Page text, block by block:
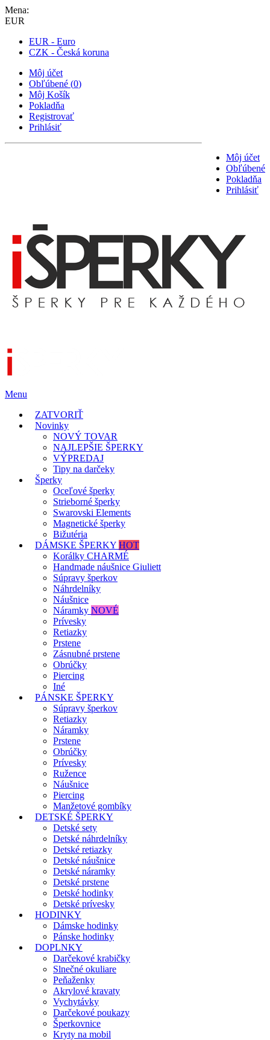
Mena:
EUR
EUR - Euro
CZK - Česká koruna
Môj účet
Obľúbené (0)
Môj Košík
Pokladňa
Registrovať
Prihlásiť
Môj účet
Obľúbené
Pokladňa
Prihlásiť
Menu
ZATVORIŤ
Novinky
NOVÝ TOVAR
NAJLEPŠIE ŠPERKY
VÝPREDAJ
Tipy na darčeky
Šperky
Oceľové šperky
Strieborné šperky
Swarovski Elements
Magnetické šperky
Bižutéria
DÁMSKE ŠPERKY HOT
Korálky CHARMÉ
Handmade náušnice Giuliett
Súpravy šperkov
Náhrdelníky
Náušnice
Náramky NOVÉ
Prívesky
Retiazky
Prstene
Zásnubné prstene
Obrúčky
Piercing
Iné
PÁNSKE ŠPERKY
Súpravy šperkov
Retiazky
Náramky
Prstene
Obrúčky
Prívesky
Ružence
Náušnice
Piercing
Manžetové gombíky
DETSKÉ ŠPERKY
Detské sety
Detské náhrdelníky
Detské retiazky
Detské náušnice
Detské náramky
Detské prstene
Detské hodinky
Detské prívesky
HODINKY
Dámske hodinky
Pánske hodinky
DOPLNKY
Darčekové krabičky
Slnečné okuliare
Peňaženky
Akrylové kravaty
Vychytávky
Darčekové poukazy
Šperkovnice
Kryty na mobil